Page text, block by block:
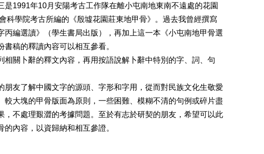
1991年10月安陽考古工作隊在離小屯南地東南不遠處的花園
科學院考古所編的《殷墟花園莊東地甲骨》。過去我曾經撰寫
丙編選讀》（學生書局出版），再加上這一本《小屯南地甲骨選
稿的釋讀內容可以相互參看。
相關卜辭的釋文內容，再用按語說解卜辭中特別的字、詞、句
朋友了解中國文字的源頭、字形和字用，從而對民族文化生敬愛
大塊的甲骨版面為原則，一些困難、模糊不清的句例或碎片盡
不處理艱澀的考據問題。至於有志於研契的朋友，希望可以此
內容，以資歸納和相互參證。